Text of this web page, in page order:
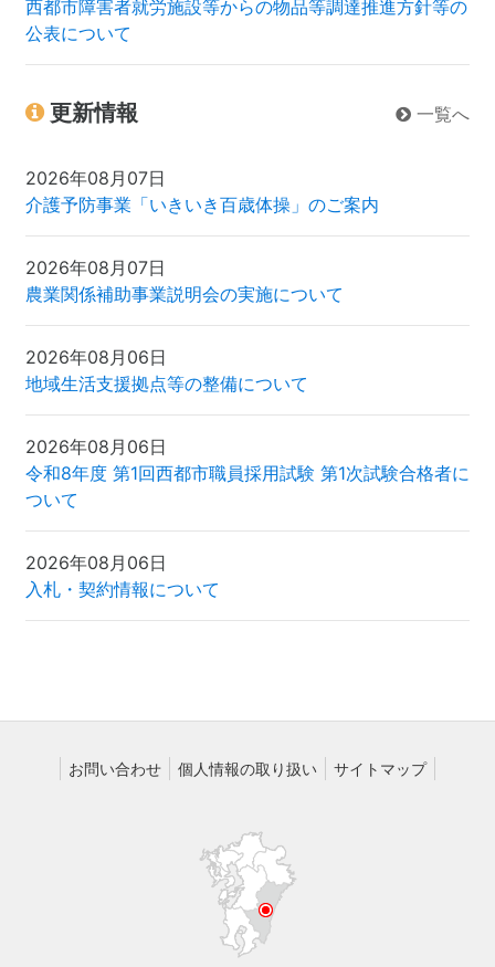
西都市障害者就労施設等からの物品等調達推進方針等の
公表について
更新情報 一覧へ
2026年08月07日
介護予防事業「いきいき百歳体操」のご案内
2026年08月07日
農業関係補助事業説明会の実施について
2026年08月06日
地域生活支援拠点等の整備について
2026年08月06日
令和8年度 第1回西都市職員採用試験 第1次試験合格者に
ついて
2026年08月06日
入札・契約情報について
お問い合わせ 個人情報の取り扱い サイトマップ